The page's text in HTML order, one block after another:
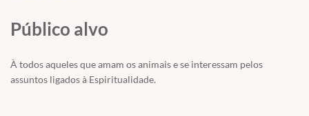
Público alvo
À todos aqueles que amam os animais e se interessam pelos
assuntos ligados à Espiritualidade.